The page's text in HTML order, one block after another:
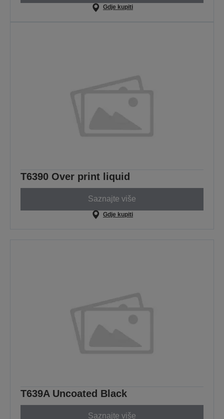
Gdje kupiti
T6390 Over print liquid
Saznajte više
Gdje kupiti
T639A Uncoated Black
Saznajte više